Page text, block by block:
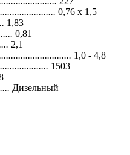
0,76 х 1,5
1,83
0,81
2,1
1,0 - 4,8
1503
Дизельный